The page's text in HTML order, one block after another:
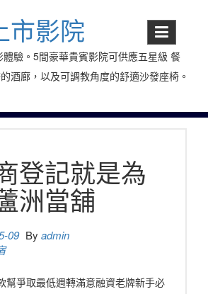
市影院
驗。5間豪華貴賓影院可供應五星級 餐
酒廊，以及可調教角度的舒適沙發座椅。
登記就是為
洲當舖
09 By admin
幫爭取最低週轉滿意融資老牌新手必